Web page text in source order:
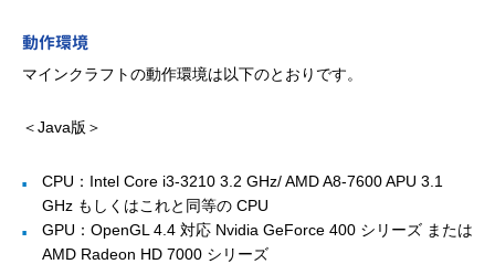
動作環境
マインクラフトの動作環境は以下のとおりです。
＜Java版＞
CPU：Intel Core i3-3210 3.2 GHz/ AMD A8-7600 APU 3.1
GHz もしくはこれと同等の CPU
GPU：OpenGL 4.4 対応 Nvidia GeForce 400 シリーズ または
AMD Radeon HD 7000 シリーズ